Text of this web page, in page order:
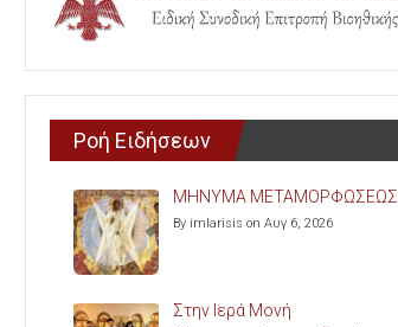
Ροή Ειδήσεων
ΜΗΝΥΜΑ ΜΕΤΑΜΟΡΦΩΣΕΩΣ
By imlarisis on Αυγ 6, 2026
Στην Ιερά Μονή